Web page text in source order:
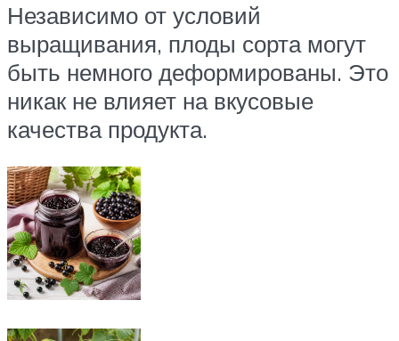
Независимо от условий
выращивания, плоды сорта могут
быть немного деформированы. Это
никак не влияет на вкусовые
качества продукта.